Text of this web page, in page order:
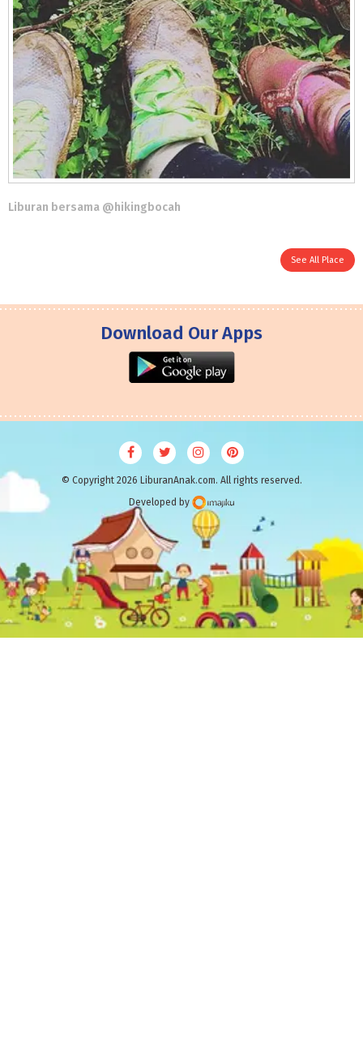
Liburan bersama @hikingbocah
See All Place
Download Our Apps
© Copyright 2026 LiburanAnak.com. All rights reserved.
Developed by